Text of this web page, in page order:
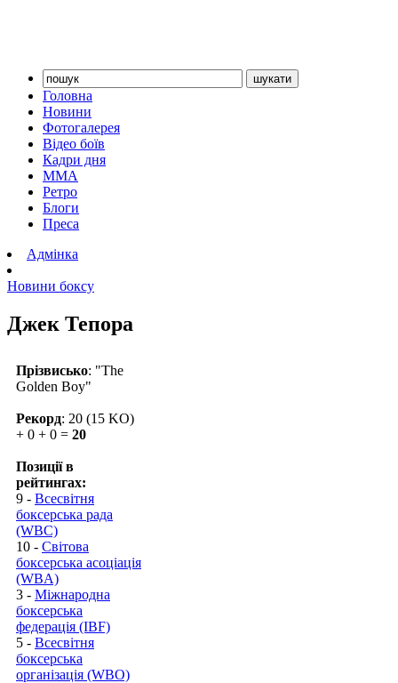
Головна
Новини
Фотогалерея
Відео боїв
Кадри дня
ММА
Ретро
Блоги
Преса
Адмінка
Новини боксу
Джек Тепора
Прізвисько: "The
Golden Boy"
Рекорд: 20 (15 KO)
+ 0 + 0 = 20
Позиції в
рейтингах:
9 - Всесвітня
боксерська рада
(WBC)
10 - Світова
боксерська асоціація
(WBA)
3 - Міжнародна
боксерська
федерація (IBF)
5 - Всесвітня
боксерська
організація (WBO)